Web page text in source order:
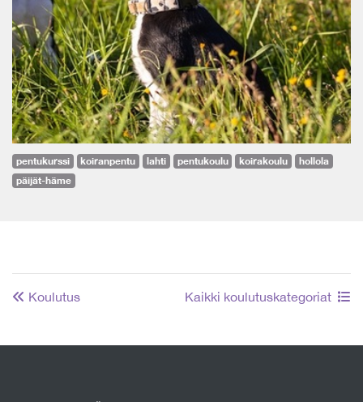
pentukurssi koiranpentu lahti pentukoulu koirakoulu
hollola
päijät-häme
Koulutus Kaikki koulutuskategoriat